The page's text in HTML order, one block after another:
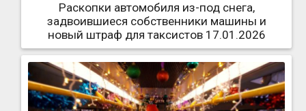
Раскопки автомобиля из-под снега,
задвоившиеся собственники машины и
новый штраф для таксистов 17.01.2026